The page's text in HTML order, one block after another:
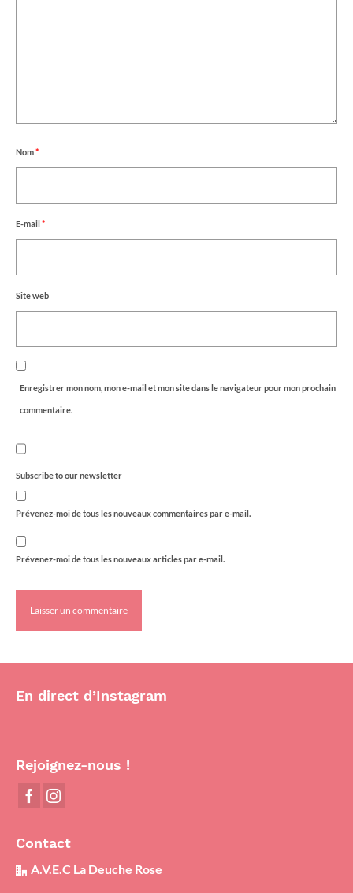
Nom*
E-mail *
Site web
Enregistrer mon nom, mon e-mail et mon site dans le navigateur pour mon prochain
commentaire.
Subscribe to our newsletter
Prévenez-moi de tous les nouveaux commentaires par e-mail.
Prévenez-moi de tous les nouveaux articles par e-mail.
En direct d’Instagram
Rejoignez-nous !
Contact
A.V.E.C La Deuche Rose